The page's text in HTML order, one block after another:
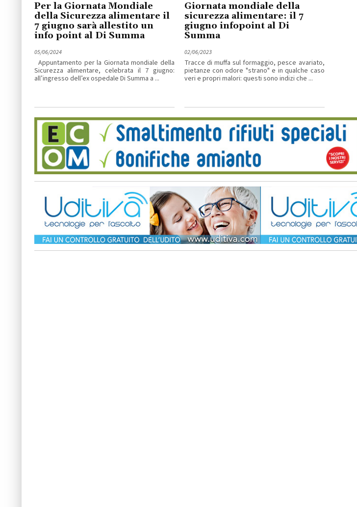
Per la Giornata Mondiale
della Sicurezza alimentare il
7 giugno sarà allestito un
info point al Di Summa
05/06/2024
Appuntamento per la Giornata mondiale della
Sicurezza alimentare, celebrata il 7 giugno:
all’ingresso dell’ex ospedale Di Summa a ...
Giornata mondiale della
sicurezza alimentare: il 7
giugno infopoint al Di
Summa
02/06/2023
Tracce di muffa sul formaggio, pesce avariato,
pietanze con odore "strano" e in qualche caso
veri e propri malori: questi sono indizi che ...